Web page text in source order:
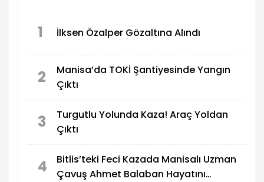
1 İlksen Özalper Gözaltına Alındı
2
Manisa’da TOKİ Şantiyesinde Yangın
Çıktı
3
Turgutlu Yolunda Kaza! Araç Yoldan
Çıktı
4
Bitlis’teki Feci Kazada Manisalı Uzman
Çavuş Ahmet Balaban Hayatını